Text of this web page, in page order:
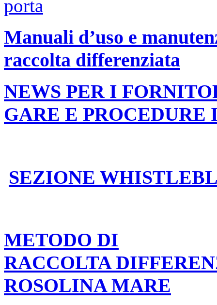
Manuali d’uso e
raccolta differenziata
NEWS PER I
GARE E PROCEDURE
SEZIONE
METODO DI
RACCOLTA
ROSOLINA MARE